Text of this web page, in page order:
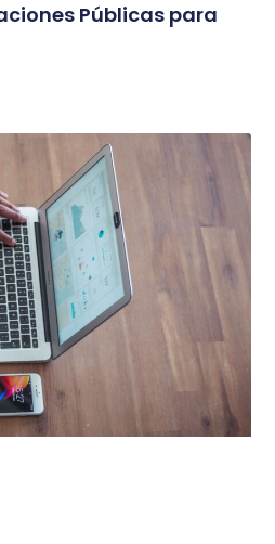
Públicas para